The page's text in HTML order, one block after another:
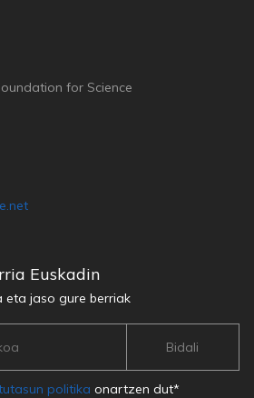
for Science
Euskadin
eta jaso gure berriak
politika onartzen dut*